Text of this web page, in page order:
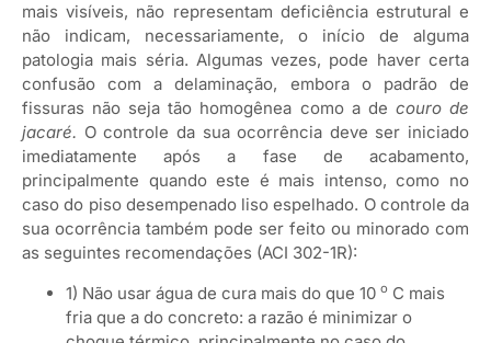
mais visíveis, não representam deficiência estrutural e
não indicam, necessariamente, o início de alguma
patologia mais séria. Algumas vezes, pode haver certa
confusão com a delaminação, embora o padrão de
fissuras não seja tão homogênea como a de couro de
jacaré. O controle da sua ocorrência deve ser iniciado
imediatamente após a fase de acabamento,
principalmente quando este é mais intenso, como no
caso do piso desempenado liso espelhado. O controle da
sua ocorrência também pode ser feito ou minorado com
as seguintes recomendações (ACI 302-1R):
1) Não usar água de cura mais do que 10 o C mais
fria que a do concreto: a razão é minimizar o